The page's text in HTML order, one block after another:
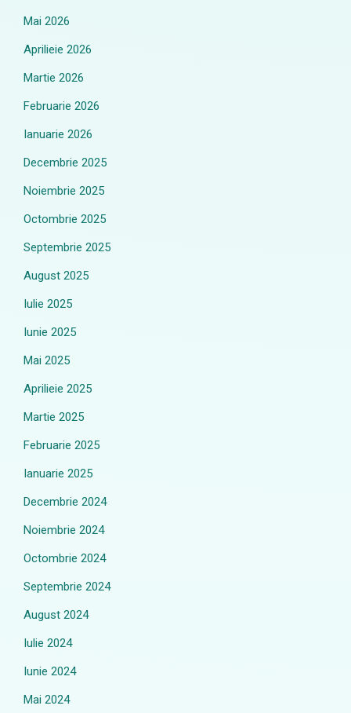
Mai 2026
Aprilieie 2026
Martie 2026
Februarie 2026
Ianuarie 2026
Decembrie 2025
Noiembrie 2025
Octombrie 2025
Septembrie 2025
August 2025
Iulie 2025
Iunie 2025
Mai 2025
Aprilieie 2025
Martie 2025
Februarie 2025
Ianuarie 2025
Decembrie 2024
Noiembrie 2024
Octombrie 2024
Septembrie 2024
August 2024
Iulie 2024
Iunie 2024
Mai 2024